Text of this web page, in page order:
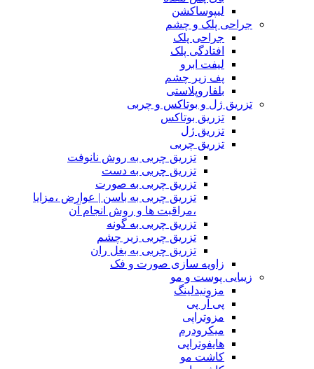
لیپوساکشن
جراحی پلک و چشم
جراحی پلک
افتادگی پلک
لیفت ابرو
پف زیر چشم
بلفاروپلاستی
تزریق ژل و بوتاکس و چربی
تزریق بوتاکس
تزریق ژل
تزریق چربی
تزریق چربی به روش نانوفت
تزریق چربی به دست
تزریق چربی به صورت
تزریق چربی به باسن | عوارض ،مزایا
،مراقبت ها و روش انجام آن
تزریق چربی به گونه
تزریق چربی زیر چشم
تزریق چربی به بغل ران
زاویه سازی صورت و فک
زیبایی پوست و مو
مزونیدلینگ
پی آر پی
مزوتراپی
میکرودرم
هایفوتراپی
کاشت مو